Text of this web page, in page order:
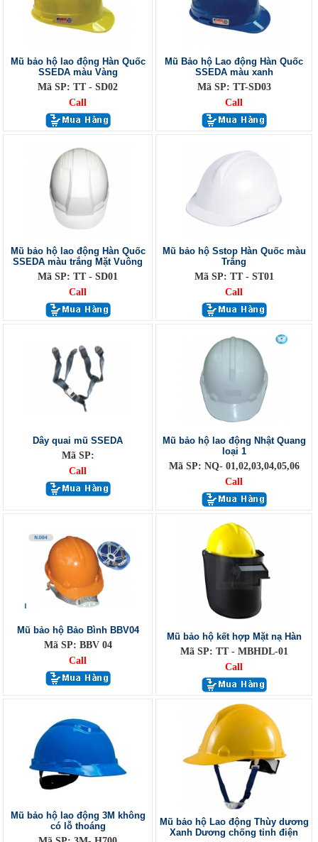
Mũ bảo hộ lao động Hàn Quốc
SSEDA màu Vàng
Mã SP: TT - SD02
Call
Mũ Bảo hộ Lao động Hàn Quốc
SSEDA màu xanh
Mã SP: TT-SD03
Call
Mũ bảo hộ lao động Hàn Quốc
SSEDA màu trắng Mặt Vuông
Mã SP: TT - SD01
Call
Mũ bảo hộ Sstop Hàn Quốc màu
Trắng
Mã SP: TT - ST01
Call
Dây quai mũ SSEDA
Mã SP:
Call
Mũ bảo hộ lao động Nhật Quang
loại 1
Mã SP: NQ- 01,02,03,04,05,06
Call
Mũ bảo hộ Bảo Bình BBV04
Mã SP: BBV 04
Call
Mũ bảo hộ kết hợp Mặt nạ Hàn
Mã SP: TT - MBHDL-01
Call
Mũ bảo hộ lao động 3M không
có lỗ thoáng
Mũ bảo hộ Lao động Thùy dương
Xanh Dương chống tỉnh điện